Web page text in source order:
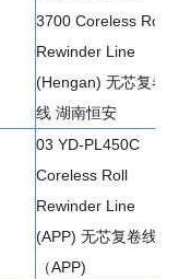
3700 Coreless Roll
Rewinder Line
(Hengan) 无芯复卷
线 湖南恒安
03 YD-PL450C
Coreless Roll
Rewinder Line
(APP) 无芯复卷线
（APP)